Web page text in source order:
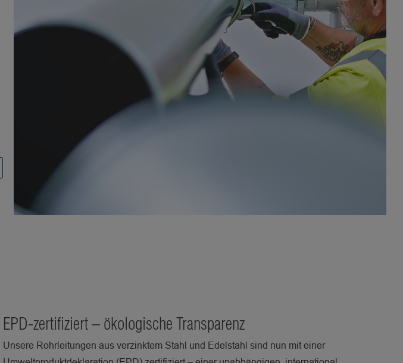
EPD-zertifiziert – ökologische Transparenz
Unsere Rohrleitungen aus verzinktem Stahl und Edelstahl sind nun mit einer